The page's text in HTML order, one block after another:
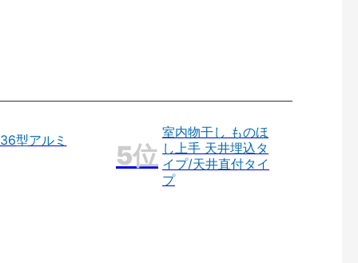
36型アルミ
室内物干し ものほ
し上手 天井埋込タ
イプ/天井直付タイ
プ